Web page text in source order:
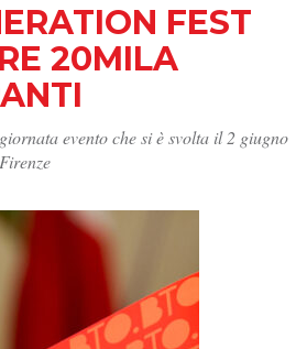
FEST
20MILA
evento che si è svolta il 2 giugno